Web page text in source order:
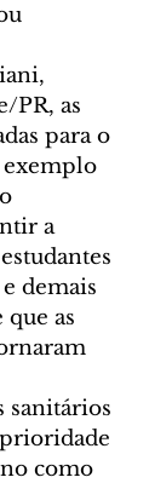
PR, as
para o
exemplo
a
demais
que as
sanitários
como